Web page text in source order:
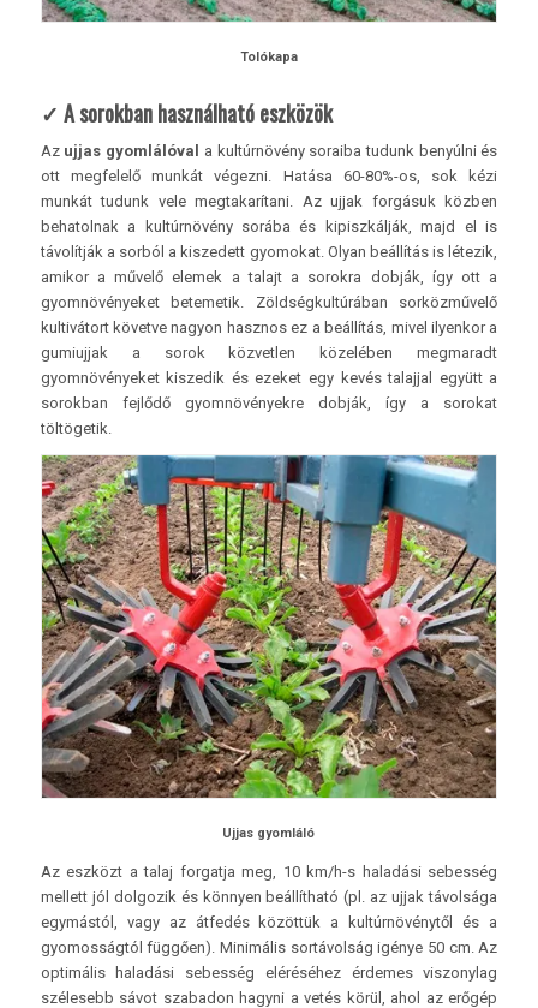
Tolókapa
✓ A sorokban használható eszközök
Az ujjas gyomlálóval
a kultúrnövény soraiba tudunk benyúlni és
ott megfelelő munkát végezni. Hatása 60-80%-os, sok kézi
munkát tudunk vele megtakarítani. Az ujjak forgásuk közben
behatolnak a kultúrnövény sorába és kipiszkálják, majd el is
távolítják a sorból a kiszedett gyomokat. Olyan beállítás is létezik,
amikor a művelő elemek a talajt a sorokra dobják, így ott a
gyomnövényeket betemetik. Zöldségkultúrában sorközművelő
kultivátort követve nagyon hasznos ez a beállítás, mivel ilyenkor a
gumiujjak a sorok közvetlen közelében megmaradt
gyomnövényeket kiszedik és ezeket egy kevés talajjal együtt a
sorokban fejlődő gyomnövényekre dobják, így a sorokat
töltögetik.
Ujjas gyomláló
Az eszközt a talaj forgatja meg, 10 km/h-s haladási sebesség
mellett jól dolgozik és könnyen beállítható (pl. az ujjak távolsága
egymástól, vagy az átfedés közöttük a kultúrnövénytől és a
gyomosságtól függően). Minimális sortávolság igénye 50 cm. Az
optimális haladási sebesség eléréséhez érdemes viszonylag
szélesebb sávot szabadon hagyni a vetés körül, ahol az erőgép